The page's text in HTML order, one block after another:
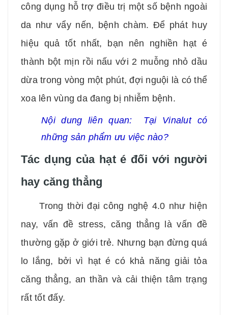
công dụng hỗ trợ điều trị một số bệnh ngoài
da như vẩy nến, bệnh chàm. Để phát huy
hiệu quả tốt nhất, bạn nên nghiền hạt é
thành bột mịn rồi nấu với 2 muỗng nhỏ dầu
dừa trong vòng một phút, đợi nguội là có thể
xoa lên vùng da đang bị nhiễm bệnh.
Nội dung liên quan:
Tại Vinalut có
những sản phẩm ưu việc nào?
Tác dụng của hạt é đối với người
hay căng thẳng
Trong thời đại công nghệ 4.0 như hiện
nay, vấn đề stress, căng thẳng là vấn đề
thường gặp ở giới trẻ. Nhưng bạn đừng quá
lo lắng, bởi vì hạt é có khả năng giải tỏa
căng thẳng, an thần và cải thiện tâm trạng
rất tốt đấy.